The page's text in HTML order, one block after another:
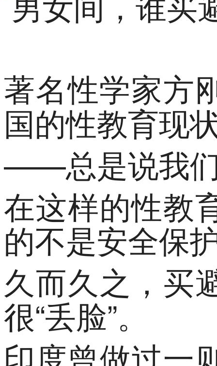
著名性学家方
国的性教育现
——总是说我
在这样的性教
的不是安全保
久而久之，买
很“丢脸”。
印度曾做过一